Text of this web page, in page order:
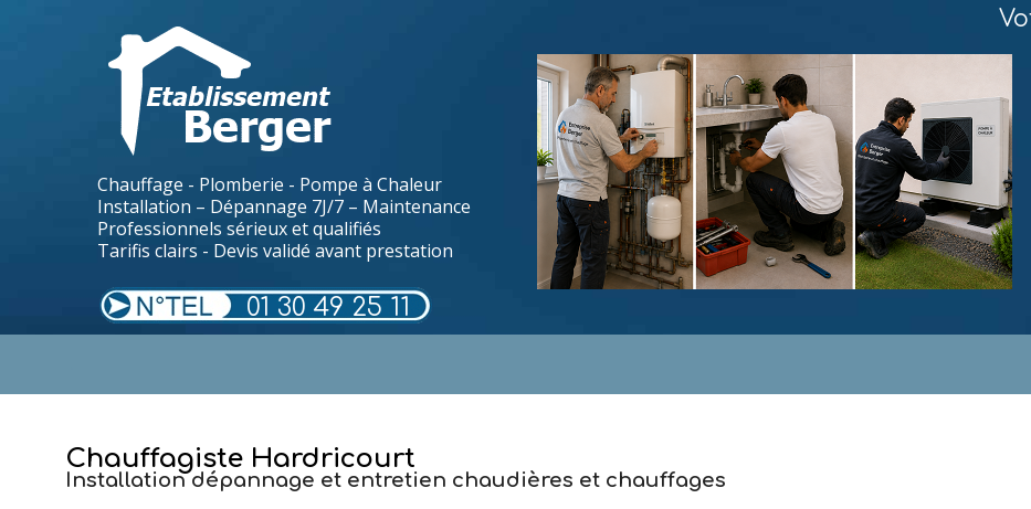
Chauffage - Plomberie - Pompe à Chaleur
Installation – Dépannage 7J/7 – Maintenance
Professionnels sérieux et qualifiés
Tarifis clairs - Devis validé avant prestation
01 30 49 25 11
Chauffagiste Hardricourt
Installation dépannage et entretien chaudières et chauffages